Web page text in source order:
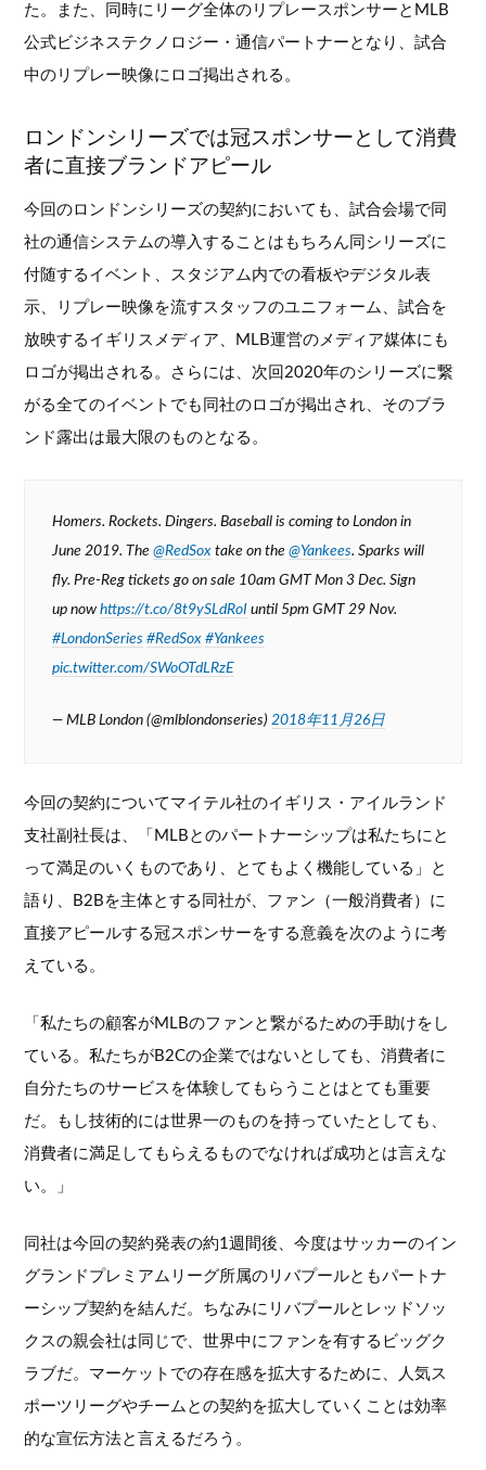
た。また、同時にリーグ全体のリプレースポンサーとMLB
公式ビジネステクノロジー・通信パートナーとなり、試合
中のリプレー映像にロゴ掲出される。
ロンドンシリーズでは冠スポンサーとして消費
者に直接ブランドアピール
今回のロンドンシリーズの契約においても、試合会場で同
社の通信システムの導入することはもちろん同シリーズに
付随するイベント、スタジアム内での看板やデジタル表
示、リプレー映像を流すスタッフのユニフォーム、試合を
放映するイギリスメディア、MLB運営のメディア媒体にも
ロゴが掲出される。さらには、次回2020年のシリーズに繋
がる全てのイベントでも同社のロゴが掲出され、そのブラ
ンド露出は最大限のものとなる。
Homers. Rockets. Dingers. Baseball is coming to London in
June 2019. The@RedSox take on the@Yankees. Sparks will
fly. Pre-Reg tickets go on sale 10am GMT Mon 3 Dec. Sign
up nowhttps://t.co/8t9ySLdRoI until 5pm GMT 29 Nov.
#LondonSeries #RedSox #Yankees
pic.twitter.com/SWoOTdLRzE
— MLB London (@mlblondonseries) 2018年11月26日
今回の契約についてマイテル社のイギリス・アイルランド
支社副社長は、「MLBとのパートナーシップは私たちにと
って満足のいくものであり、とてもよく機能している」と
語り、B2Bを主体とする同社が、ファン（一般消費者）に
直接アピールする冠スポンサーをする意義を次のように考
えている。
「私たちの顧客がMLBのファンと繋がるための手助けをし
ている。私たちがB2Cの企業ではないとしても、消費者に
自分たちのサービスを体験してもらうことはとても重要
だ。もし技術的には世界一のものを持っていたとしても、
消費者に満足してもらえるものでなければ成功とは言えな
い。」
同社は今回の契約発表の約1週間後、今度はサッカーのイン
グランドプレミアムリーグ所属のリバプールともパートナ
ーシップ契約を結んだ。ちなみにリバプールとレッドソッ
クスの親会社は同じで、世界中にファンを有するビッグク
ラブだ。マーケットでの存在感を拡大するために、人気ス
ポーツリーグやチームとの契約を拡大していくことは効率
的な宣伝方法と言えるだろう。